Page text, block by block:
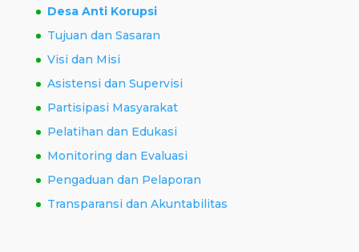
Desa Anti Korupsi
Tujuan dan Sasaran
Visi dan Misi
Asistensi dan Supervisi
Partisipasi Masyarakat
Pelatihan dan Edukasi
Monitoring dan Evaluasi
Pengaduan dan Pelaporan
Transparansi dan Akuntabilitas